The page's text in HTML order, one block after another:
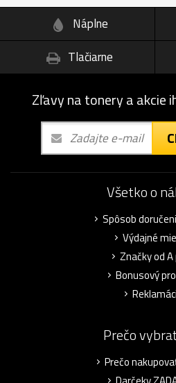
Náplne
Tlačiarne
Zľavy na tonery a akcie
Všetko o
Spôsob
Výdajné
Značky od A
Bonusový
Prečo
Prečo